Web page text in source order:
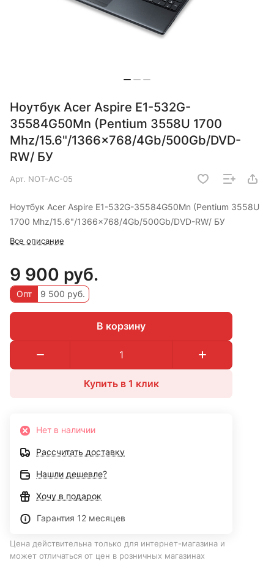
Ноутбук Acer Aspire E1-532G-
35584G50Mn (Pentium 3558U 1700
Mhz/15.6"/1366x768/4Gb/500Gb/DVD-
RW/ БУ
Арт. NOT-AC-05
Ноутбук Acer Aspire E1-532G-35584G50Mn (Pentium 3558U
1700 Mhz/15.6"/1366x768/4Gb/500Gb/DVD-RW/ БУ
Все описание
9 900 руб.
Опт 9 500 руб.
В корзину
Купить в 1 клик
Нет в наличии
Рассчитать доставку
Нашли дешевле?
Хочу в подарок
Гарантия 12 месяцев
Цена действительна только для интернет-магазина и
может отличаться от цен в розничных магазинах